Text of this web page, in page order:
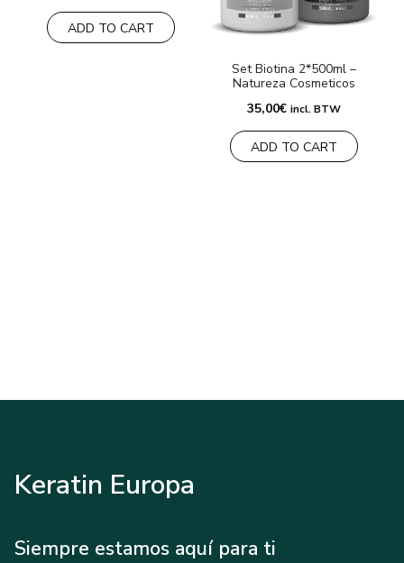
ADD TO CART
Set Biotina 2*500ml –
Natureza Cosmeticos
35,00€ incl. BTW
ADD TO CART
Keratin Europa
Siempre estamos aquí para ti